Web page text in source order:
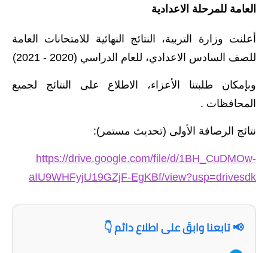
الاخبار الرياضية
المدارس
نتائج الامتحانات
المرحلة الابتدائية
المرحلة المتوسطة
العامة للمرحلة الاعدادية
أعلنت وزارة التربية، النتائج النهائية للامتحانات العامة
للصف السادس الاعدادي، للعام الدراسي (2020 - 2021)
وبإمكان طلبتنا الأعزاء، الاطلاع على النتائج لجميع
المحافظات .
نتائج الرصافة الأولى (تحديث مستمر):
https://drive.google.com/file/d/1BH_CuDMOw-
aIU9WHFyjU19GZjF-EgKBf/view?usp=drivesdk
📢 تابعنا وابقَ على اطلاع دائم 👇